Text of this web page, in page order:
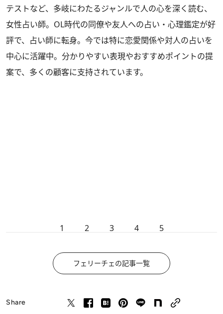
テストなど、多岐にわたるジャンルで人の心を深く読む、
女性占い師。OL時代の同僚や友人への占い・心理鑑定が好
評で、占い師に転身。今では特に恋愛関係や対人の占いを
中心に活躍中。分かりやすい表現やおすすめポイントの提
案で、多くの顧客に支持されています。
1 2 3 4 5
フェリーチェの記事一覧
Share